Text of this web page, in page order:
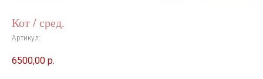
Кот / сред.
Артикул:
6500,00 р.